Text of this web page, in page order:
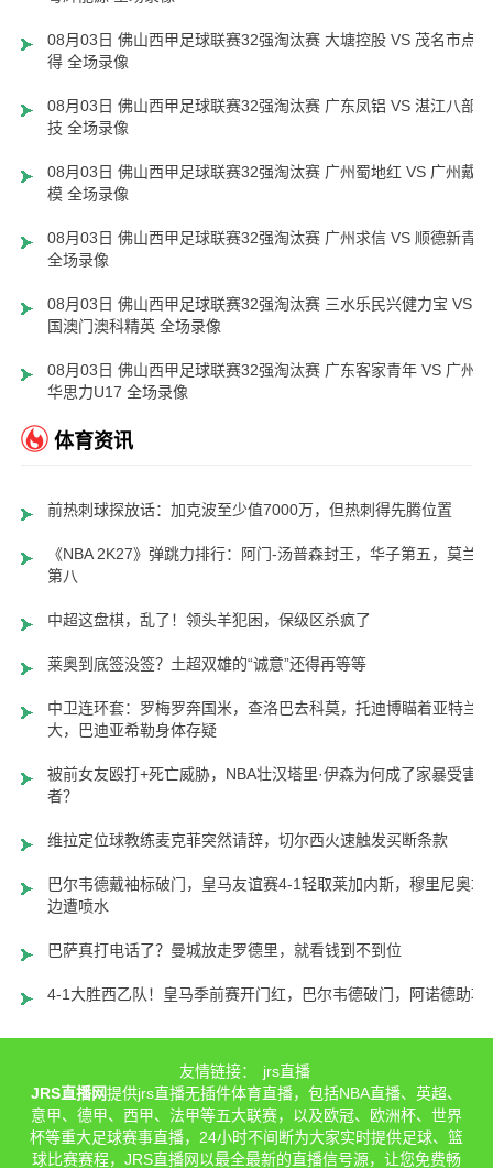
08月03日 佛山西甲足球联赛32强淘汰赛 大塘控股 VS 茂名市点都
得 全场录像
08月03日 佛山西甲足球联赛32强淘汰赛 广东凤铝 VS 湛江八部科
技 全场录像
08月03日 佛山西甲足球联赛32强淘汰赛 广州蜀地红 VS 广州戴拿
模 全场录像
08月03日 佛山西甲足球联赛32强淘汰赛 广州求信 VS 顺德新青年
全场录像
08月03日 佛山西甲足球联赛32强淘汰赛 三水乐民兴健力宝 VS 中
国澳门澳科精英 全场录像
08月03日 佛山西甲足球联赛32强淘汰赛 广东客家青年 VS 广州英
华思力U17 全场录像
体育资讯
前热刺球探放话：加克波至少值7000万，但热刺得先腾位置
《NBA 2K27》弹跳力排行：阿门-汤普森封王，华子第五，莫兰特
第八
中超这盘棋，乱了！领头羊犯困，保级区杀疯了
莱奥到底签没签？土超双雄的“诚意”还得再等等
中卫连环套：罗梅罗奔国米，查洛巴去科莫，托迪博瞄着亚特兰
大，巴迪亚希勒身体存疑
被前女友殴打+死亡威胁，NBA壮汉塔里·伊森为何成了家暴受害
者？
维拉定位球教练麦克菲突然请辞，切尔西火速触发买断条款
巴尔韦德戴袖标破门，皇马友谊赛4-1轻取莱加内斯，穆里尼奥场
边遭喷水
巴萨真打电话了？曼城放走罗德里，就看钱到不到位
4-1大胜西乙队！皇马季前赛开门红，巴尔韦德破门，阿诺德助攻
友情链接：
jrs直播
JRS直播网提供jrs直播无插件体育直播，包括NBA直播、英超、
意甲、德甲、西甲、法甲等五大联赛，以及欧冠、欧洲杯、世界
杯等重大足球赛事直播，24小时不间断为大家实时提供足球、篮
球比赛赛程，JRS直播网以最全最新的直播信号源，让您免费畅